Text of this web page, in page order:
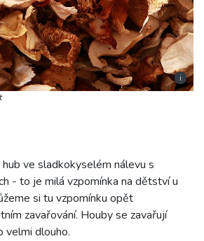
i
ve sladkokyselém nálevu s
- to je milá vzpomínka na dětství u
si tu vzpomínku opět
zavařování. Houby se zavařují
velmi dlouho.